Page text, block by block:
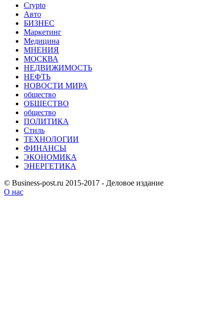
Crypto
Авто
БИЗНЕС
Маркетинг
Медицина
МНЕНИЯ
МОСКВА
НЕДВИЖИМОСТЬ
НЕФТЬ
НОВОСТИ МИРА
общество
ОБЩЕСТВО
общество
ПОЛИТИКА
Стиль
ТЕХНОЛОГИИ
ФИНАНСЫ
ЭКОНОМИКА
ЭНЕРГЕТИКА
© Business-post.ru 2015-2017 - Деловое издание
О нас